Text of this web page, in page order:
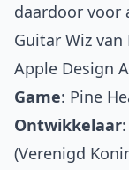
daardoor voor
Guitar Wiz
Apple Design
Game: Pine
Ontwikkelaar
(Verenigd